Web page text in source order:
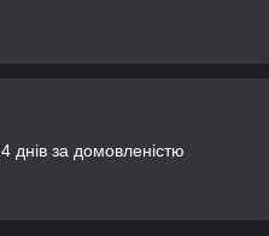
днів за домовленістю